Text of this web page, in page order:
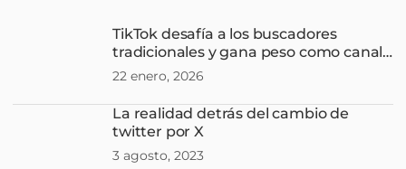
TikTok desafía a los buscadores
tradicionales y gana peso como canal
de ventas en el Fashion Retail
22 enero, 2026
La realidad detrás del cambio de
twitter por X
3 agosto, 2023